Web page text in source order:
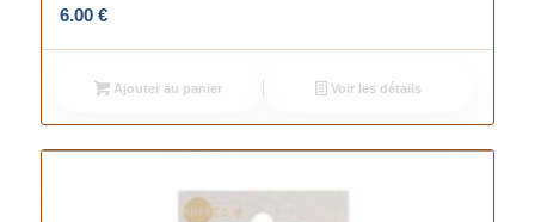
6.00 €
Ajouter au panier Voir les détails